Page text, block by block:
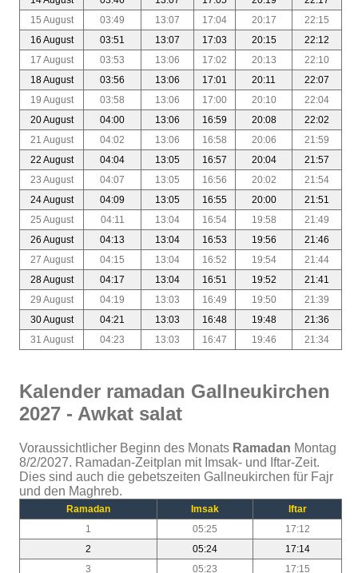
15 August
03:49 13:07 17:04 20:17
22:15
16 August
03:51 13:07 17:03 20:15
22:12
17 August
03:53 13:06 17:02 20:13
22:10
18 August
03:56 13:06 17:01 20:11
22:07
19 August
03:58 13:06 17:00 20:10
22:04
20 August
04:00 13:06 16:59 20:08
22:02
21 August
04:02 13:06 16:58 20:06
21:59
22 August
04:04 13:05 16:57 20:04
21:57
23 August
04:07 13:05 16:56 20:02
21:54
24 August
04:09 13:05 16:55 20:00
21:51
25 August
04:11 13:04 16:54 19:58
21:49
26 August
04:13 13:04 16:53 19:56
21:46
27 August
04:15 13:04 16:52 19:54
21:44
28 August
04:17 13:04 16:51 19:52
21:41
29 August
04:19 13:03 16:49 19:50
21:39
30 August
04:21 13:03 16:48 19:48
21:36
31 August
04:23 13:03 16:47 19:46 21:34
Kalender ramadan Gallneukirchen
2027 - Awkat salat
Voraussichtlicher Beginn des Monats Ramadan Montag
8/2/2027. Ramadan-Zeitplan mit Imsak- und Iftar-Zeit.
Dies sind auch die gebetszeiten Gallneukirchen für Fajr
und den Maghreb.
Ramadan Imsak
Iftar
1
05:25
17:12
2
05:24
17:14
3
05:23
17:15